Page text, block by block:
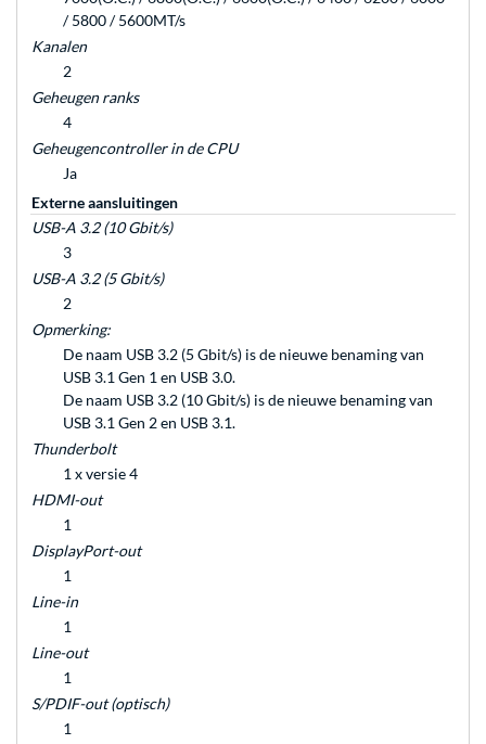
/ 5800 / 5600MT/s
Kanalen
2
Geheugen ranks
4
Geheugencontroller in de CPU
Ja
Externe aansluitingen
USB-A 3.2 (10 Gbit/s)
3
USB-A 3.2 (5 Gbit/s)
2
Opmerking:
De naam USB 3.2 (5 Gbit/s) is de nieuwe benaming van
USB 3.1 Gen 1 en USB 3.0.
De naam USB 3.2 (10 Gbit/s) is de nieuwe benaming van
USB 3.1 Gen 2 en USB 3.1.
Thunderbolt
1 x versie 4
HDMI-out
1
DisplayPort-out
1
Line-in
1
Line-out
1
S/PDIF-out (optisch)
1